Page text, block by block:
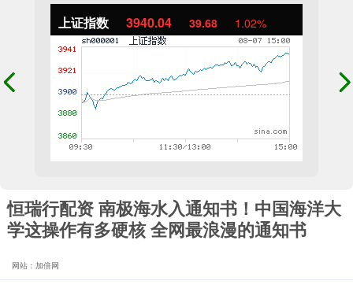
上证指数 3940.04 39.68 1.02%
恒瑞行配资 南极海水入通知书！中国海洋大
学这操作有多硬核 全网最浪漫的通知书
网站：加倍网